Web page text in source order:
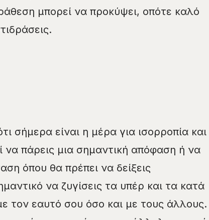
μπορεί να προκύψει, οπότε καλό
σήμερα είναι η μέρα για ισορροπία και
να πάρεις μια σημαντική απόφαση ή να
όπου θα πρέπει να δείξεις
να ζυγίσεις τα υπέρ και τα κατά
τον εαυτό σου όσο και με τους άλλους.